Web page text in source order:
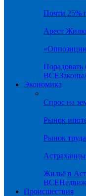
Почти 25%
Арест
ВСЕЗаконы
Экономика
Спрос на
Рынок
Рынок
Жильё в
ВСЕ
Происшествия